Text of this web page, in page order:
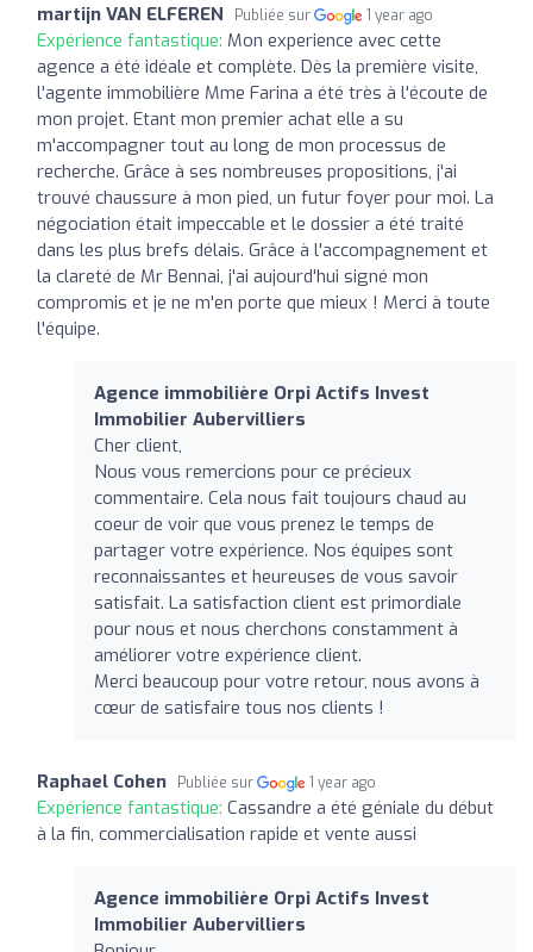
martijn VAN ELFEREN Publiée sur 1 year ago
Expérience fantastique: Mon experience avec cette
agence a été idéale et complète. Dès la première visite,
l'agente immobilière Mme Farina a été très à l'écoute de
mon projet. Etant mon premier achat elle a su
m'accompagner tout au long de mon processus de
recherche. Grâce à ses nombreuses propositions, j'ai
trouvé chaussure à mon pied, un futur foyer pour moi. La
négociation était impeccable et le dossier a été traité
dans les plus brefs délais. Grâce à l'accompagnement et
la clareté de Mr Bennai, j'ai aujourd'hui signé mon
compromis et je ne m'en porte que mieux ! Merci à toute
l'équipe.
Agence immobilière Orpi Actifs Invest
Immobilier Aubervilliers
Cher client,
Nous vous remercions pour ce précieux
commentaire. Cela nous fait toujours chaud au
coeur de voir que vous prenez le temps de
partager votre expérience. Nos équipes sont
reconnaissantes et heureuses de vous savoir
satisfait. La satisfaction client est primordiale
pour nous et nous cherchons constamment à
améliorer votre expérience client.
Merci beaucoup pour votre retour, nous avons à
cœur de satisfaire tous nos clients !
Raphael Cohen Publiée sur 1 year ago
Expérience fantastique: Cassandre a été géniale du début
à la fin, commercialisation rapide et vente aussi
Agence immobilière Orpi Actifs Invest
Immobilier Aubervilliers